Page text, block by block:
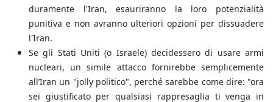
duramente l'Iran, esauriranno la loro potenzialità
punitiva e non avranno ulteriori opzioni per dissuadere
l'Iran.
Se gli Stati Uniti (o Israele) decidessero di usare armi
nucleari, un simile attacco fornirebbe semplicemente
all’Iran un "jolly politico", perché sarebbe come dire: "ora
sei giustificato per qualsiasi rappresaglia ti venga in